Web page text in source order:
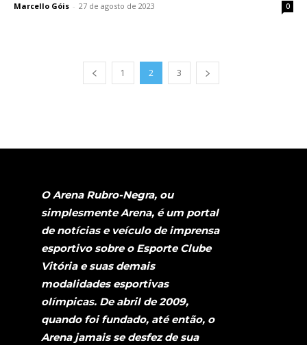
Marcello Góis - 27 de agosto de 2023 0
1 2 3
O Arena Rubro-Negra, ou
simplesmente Arena, é um portal
de notícias e veículo de imprensa
esportivo sobre o Esporte Clube
Vitória e suas demais
modalidades esportivas
olímpicas. De abril de 2009,
quando foi fundado, até então, o
Arena jamais se desfez de sua